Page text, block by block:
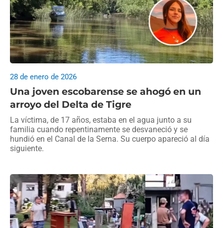
Una joven escobarense se ahogó en un
arroyo del Delta de Tigre
28 de enero de 2026
La víctima, de 17 años, estaba en el agua junto a su
familia cuando repentinamente se desvaneció y se
hundió en el Canal de la Serna. Su cuerpo apareció al día
siguiente.